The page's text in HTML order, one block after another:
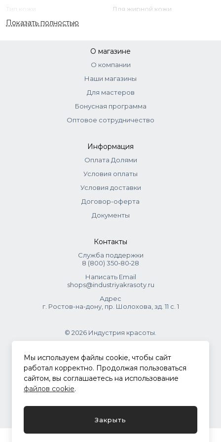
Тип кожи
Для жирной кожи
Показать полностью
О магазине
О компании
Наши магазины
Для мастеров
Бонусная программа
Оптовое сотрудничество
Информация
Оплата Долями
Условия оплаты
Условия доставки
Договор-оферта
Документы
Контакты
Служба поддержки
8 (800) 350‑80‑28
Написать Email
shops@industriyakrasoty.ru
Адрес
г. Ростов-на-дону, пр. Шолохова, зд. 11 с. 1
© 2026 Индустрия красоты.
.
Политика конфиденциальности
Мы используем файлы cookie, чтобы сайт
работал корректно. Продолжая пользоваться
сайтом, вы соглашаетесь на использование
файлов cookie.
Закрыть